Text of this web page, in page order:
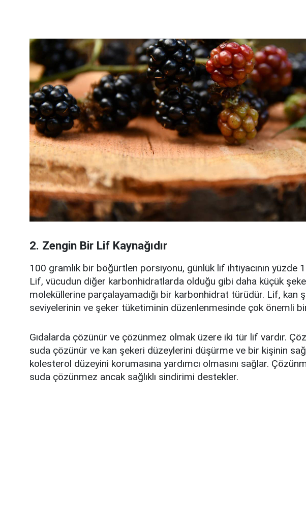
2. Zengin Bir Lif Kaynağıdır
100 gramlık bir böğürtlen porsiyonu, günlük lif ihtiyacının yüzde
Lif, vücudun diğer karbonhidratlarda olduğu gibi daha küçük
moleküllerine parçalayamadığı bir karbonhidrat türüdür. Lif, kan
seviyelerinin ve şeker tüketiminin düzenlenmesinde çok önemli
Gıdalarda çözünür ve çözünmez olmak üzere iki tür lif vardır.
suda çözünür ve kan şekeri düzeylerini düşürme ve bir kişinin
kolesterol düzeyini korumasına yardımcı olmasını sağlar.
suda çözünmez ancak sağlıklı sindirimi destekler.